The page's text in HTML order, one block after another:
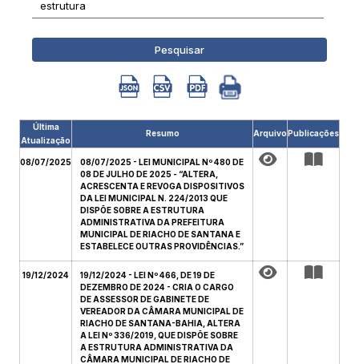
Pesquisar
Última
Atualização
Resumo ArquivoPublicações
08/07/2025
08/07/2025 - LEI MUNICIPAL Nº 480 DE
08 DE JULHO DE 2025 - “ALTERA,
ACRESCENTA E REVOGA DISPOSITIVOS
DA LEI MUNICIPAL N. 224/2013 QUE
DISPÕE SOBRE A ESTRUTURA
ADMINISTRATIVA DA PREFEITURA
MUNICIPAL DE RIACHO DE SANTANA E
ESTABELECE OUTRAS PROVIDÊNCIAS.”
19/12/2024
19/12/2024 - LEI Nº 466, DE 19 DE
DEZEMBRO DE 2024 - CRIA O CARGO
DE ASSESSOR DE GABINETE DE
VEREADOR DA CÂMARA MUNICIPAL DE
RIACHO DE SANTANA-BAHIA, ALTERA
A LEI Nº 336/2019, QUE DISPÕE SOBRE
A ESTRUTURA ADMINISTRATIVA DA
CÂMARA MUNICIPAL DE RIACHO DE